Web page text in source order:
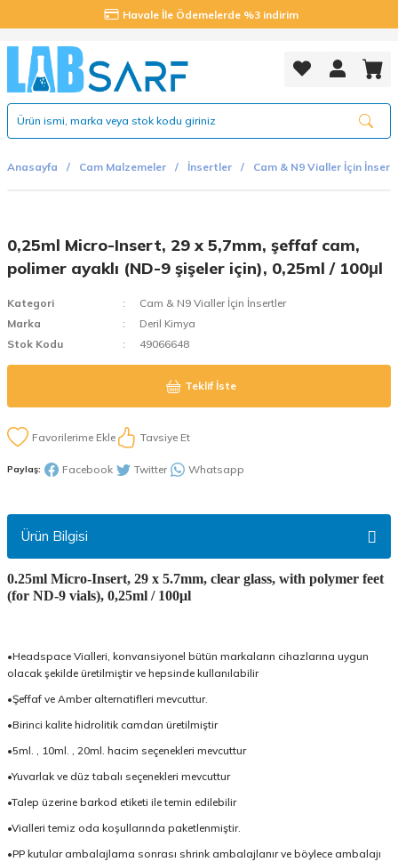
Havale İle Ödemelerde %3 indirim
Anasayfa Cam Malzemeler İnsertler Cam & N9 Vialler İçin
0,25ml Micro-Insert, 29 x 5,7mm, şeffaf cam,
polimer ayaklı (ND-9 şişeler için), 0,25ml / 100μl
Kategori
Cam & N9 Vialler İçin İnsertler
Marka
Deril Kimya
Stok Kodu
49066648
Teklif İste
Tavsiye Et
Paylaş: Facebook Twitter Whatsapp
Ürün Bilgisi
0.25ml Micro-Insert, 29 x 5.7mm, clear glass, with polymer feet
(for ND-9 vials), 0,25ml / 100μl
•Headspace Vialleri, konvansiyonel bütün markaların cihazlarına uygun
olacak şekilde üretilmiştir ve hepsinde kullanılabilir
•Şeffaf ve Amber alternatifleri mevcuttur.
•Birinci kalite hidrolitik camdan üretilmiştir
•5ml. , 10ml. , 20ml. hacim seçenekleri mevcuttur
•Yuvarlak ve düz tabalı seçenekleri mevcuttur
•Talep üzerine barkod etiketi ile temin edilebilir
•Vialleri temiz oda koşullarında paketlenmiştir.
•PP kutular ambalajlama sonrası shrink ambalajlanır ve böylece ambalajı